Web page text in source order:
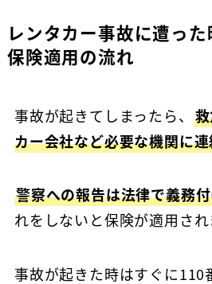
レンタカー事故に遭った
保険適用の流れ
事故が起きてしまったら、
カー会社など必要な機関に
警察への報告は法律で義務
れをしないと保険が適用され
事故が起きた時はすぐに110